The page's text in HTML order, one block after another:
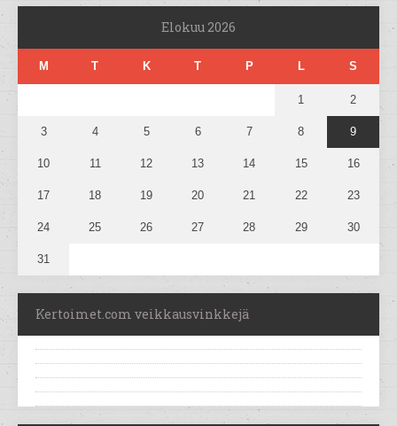
Elokuu 2026
M T K T P L S
1 2
3 4 5 6 7 8 9
10 11 12 13 14 15 16
17 18 19 20 21 22 23
24 25 26 27 28 29 30
31
Kertoimet.com veikkausvinkkejä